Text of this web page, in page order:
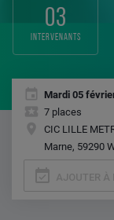
03
intervenants
Mardi 05
7 places
CIC LILLE
Marne, 59290